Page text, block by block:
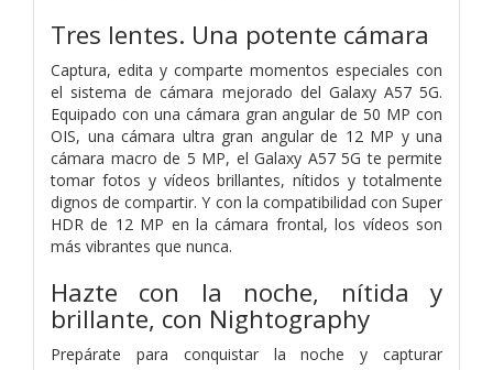
Tres lentes. Una potente cámara
Captura, edita y comparte momentos especiales con
el sistema de cámara mejorado del Galaxy A57 5G.
Equipado con una cámara gran angular de 50 MP con
OIS, una cámara ultra gran angular de 12 MP y una
cámara macro de 5 MP, el Galaxy A57 5G te permite
tomar fotos y vídeos brillantes, nítidos y totalmente
dignos de compartir. Y con la compatibilidad con Super
HDR de 12 MP en la cámara frontal, los vídeos son
más vibrantes que nunca.
Hazte con la noche, nítida y
brillante, con Nightography
Prepárate para conquistar la noche y capturar